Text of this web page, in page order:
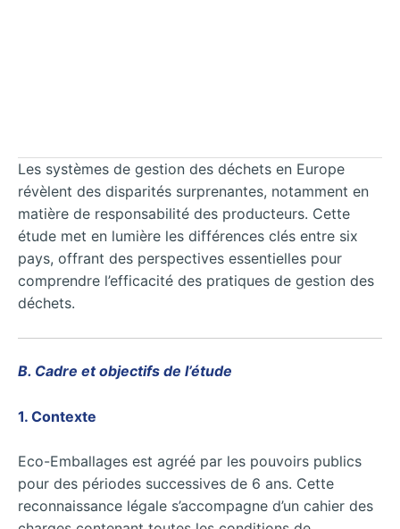
Les systèmes de gestion des déchets en Europe
révèlent des disparités surprenantes, notamment en
matière de responsabilité des producteurs. Cette
étude met en lumière les différences clés entre six
pays, offrant des perspectives essentielles pour
comprendre l’efficacité des pratiques de gestion des
déchets.
B. Cadre et objectifs de l’étude
1. Contexte
Eco-Emballages est agréé par les pouvoirs publics
pour des périodes successives de 6 ans. Cette
reconnaissance légale s’accompagne d’un cahier des